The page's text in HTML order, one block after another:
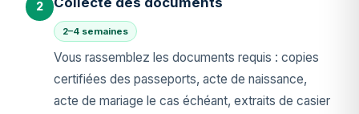
2
2–4 semaines
Vous rassemblez les documents requis : copies
certifiées des passeports, acte de naissance,
acte de mariage le cas échéant, extraits de casier